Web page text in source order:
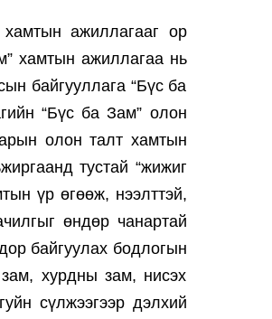
ажиллагааг ор
хамтын ажиллагаа нь
байгууллага “Бүс ба
“Бүс ба Зам” олон
олон талт хамтын
тустай “жижиг
үр өгөөж, нээлттэй,
өндөр чанартай
байгуулах бодлогын
хурдны зам, нисэх
сүлжээгээр дэлхий